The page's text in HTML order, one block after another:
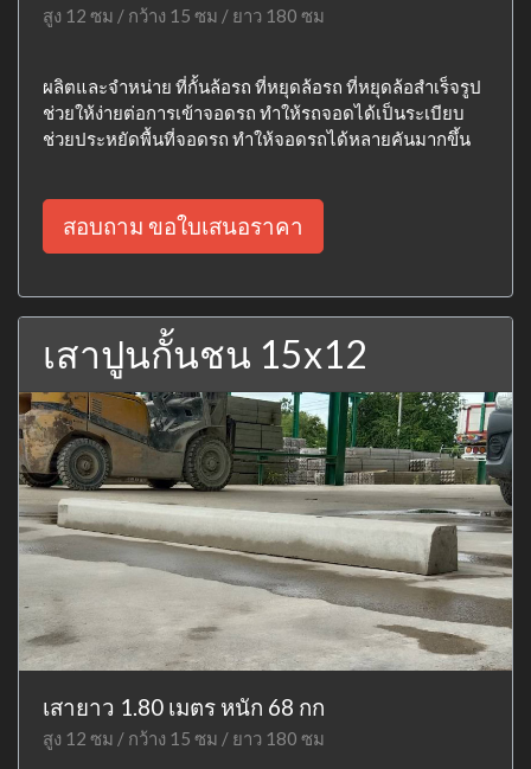
สูง 12 ซม / กว้าง 15 ซม / ยาว 180 ซม
ผลิตและจำหน่าย ที่กั้นล้อรถ ที่หยุดล้อรถ ที่หยุดล้อสำเร็จรูป
ช่วยให้ง่ายต่อการเข้าจอดรถ ทำให้รถจอดได้เป็นระเบียบ
ช่วยประหยัดพื้นที่จอดรถ ทำให้จอดรถได้หลายคันมากขึ้น
สอบถาม ขอใบเสนอราคา
เสาปูนกั้นชน 15x12
เสายาว 1.80 เมตร หนัก 68 กก
สูง 12 ซม / กว้าง 15 ซม / ยาว 180 ซม